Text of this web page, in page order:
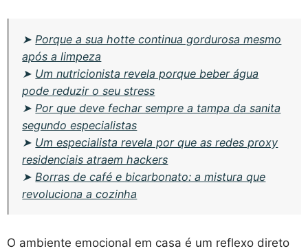
➤ Porque a sua hotte continua gordurosa mesmo
após a limpeza
➤ Um nutricionista revela porque beber água
pode reduzir o seu stress
➤ Por que deve fechar sempre a tampa da sanita
segundo especialistas
➤ Um especialista revela por que as redes proxy
residenciais atraem hackers
➤ Borras de café e bicarbonato: a mistura que
revoluciona a cozinha
O ambiente emocional em casa é um reflexo direto